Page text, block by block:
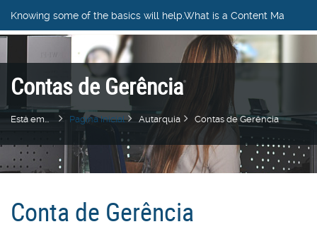
Knowing some of the basics will help.What is a Content Ma
Contas de Gerência
Está em... Pagina Inicial Autarquia Contas de Gerência
Conta de Gerência